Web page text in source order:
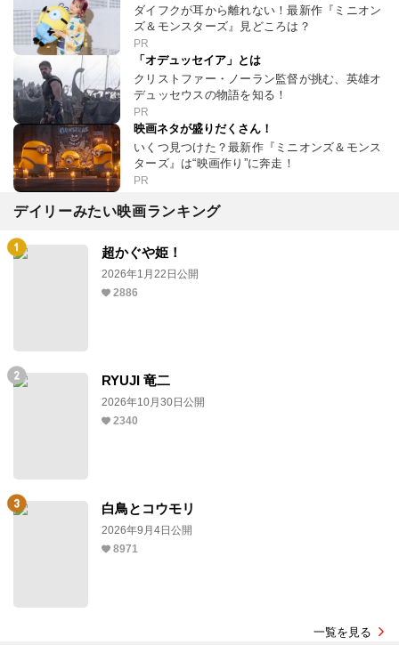
ダイフクが耳から離れない！最新作『ミニオン
ズ＆モンスターズ』見どころは？
PR
「オデュッセイア」とは
クリストファー・ノーラン監督が挑む、英雄オ
デュッセウスの物語を知る！
PR
映画ネタが盛りだくさん！
いくつ見つけた？最新作『ミニオンズ＆モンス
ターズ』は“映画作り”に奔走！
PR
デイリーみたい映画ランキング
超かぐや姫！
2026年1月22日公開
2886
RYUJI 竜二
2026年10月30日公開
2340
白鳥とコウモリ
2026年9月4日公開
8971
一覧を見る